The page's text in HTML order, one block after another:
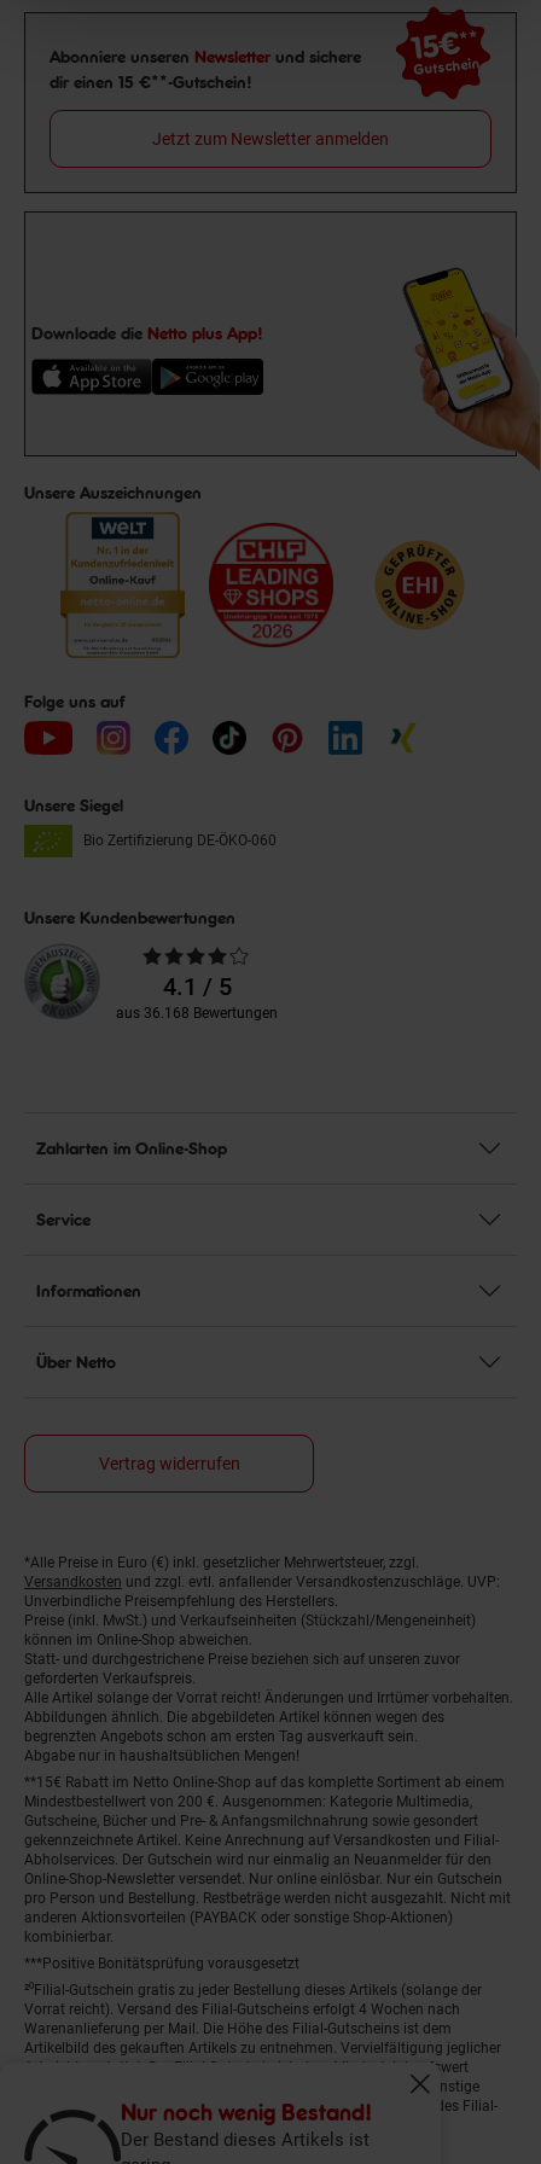
Nur noch wenig Bestand!
Der Bestand dieses Artikels ist
Fenster
Newsletter Anmeldung
Abonniere unseren Newsletter und sichere
dir einen 15 €**-Gutschein!
15€**
Gutschein
Jetzt zum Newsletter anmelden
Downloade die Netto plus App!
Unsere Auszeichnungen
Folge uns auf
Unsere Siegel
Bio Zertifizierung DE-ÖKO-060
Unsere Kundenbewertungen
Durchschnittliche
Bewertungen4.1 / 5
aus 36.168 Bewertungen
Zahlarten im Online-Shop
Service
Informationen
Über Netto
Vertrag widerrufen
Fußnoten
*Alle Preise in Euro (€) inkl. gesetzlicher Mehrwertsteuer, zzgl.
Versandkosten und zzgl. evtl. anfallender Versandkostenzuschläge. UVP:
Unverbindliche Preisempfehlung des Herstellers.
Preise (inkl. MwSt.) und Verkaufseinheiten (Stückzahl/Mengeneinheit)
können im Online-Shop abweichen.
Statt- und durchgestrichene Preise beziehen sich auf unseren zuvor
geforderten Verkaufspreis.
Alle Artikel solange der Vorrat reicht! Änderungen und Irrtümer vorbehalten.
Abbildungen ähnlich. Die abgebildeten Artikel können wegen des
begrenzten Angebots schon am ersten Tag ausverkauft sein.
Abgabe nur in haushaltsüblichen Mengen!
**15€ Rabatt im Netto Online-Shop auf das komplette Sortiment ab einem
Mindestbestellwert von 200 €. Ausgenommen: Kategorie Multimedia,
Gutscheine, Bücher und Pre- & Anfangsmilchnahrung sowie gesondert
gekennzeichnete Artikel. Keine Anrechnung auf Versandkosten und Filial-
Abholservices. Der Gutschein wird nur einmalig an Neuanmelder für den
Online-Shop-Newsletter versendet. Nur online einlösbar. Nur ein Gutschein
pro Person und Bestellung. Restbeträge werden nicht ausgezahlt. Nicht mit
anderen Aktionsvorteilen (PAYBACK oder sonstige Shop-Aktionen)
kombinierbar.
***Positive Bonitätsprüfung vorausgesetzt
²⁰Filial-Gutschein gratis zu jeder Bestellung dieses Artikels (solange der
Vorrat reicht). Versand des Filial-Gutscheins erfolgt 4 Wochen nach
Warenanlieferung per Mail. Die Höhe des Filial-Gutscheins ist dem
Artikelbild des gekauften Artikels zu entnehmen. Vervielfältigung jeglicher
Art nicht gestattet. Der Filial-Gutschein ist ohne Mindesteinkaufswert
einlösbar. Nicht mit anderen Aktionsvorteilen (PAYBACK oder sonstige
Shop-Aktionen) kombinierbar. Der jeweilige Gültigkeitszeitraum des Filial-
Gutscheins ist darauf vermerkt.